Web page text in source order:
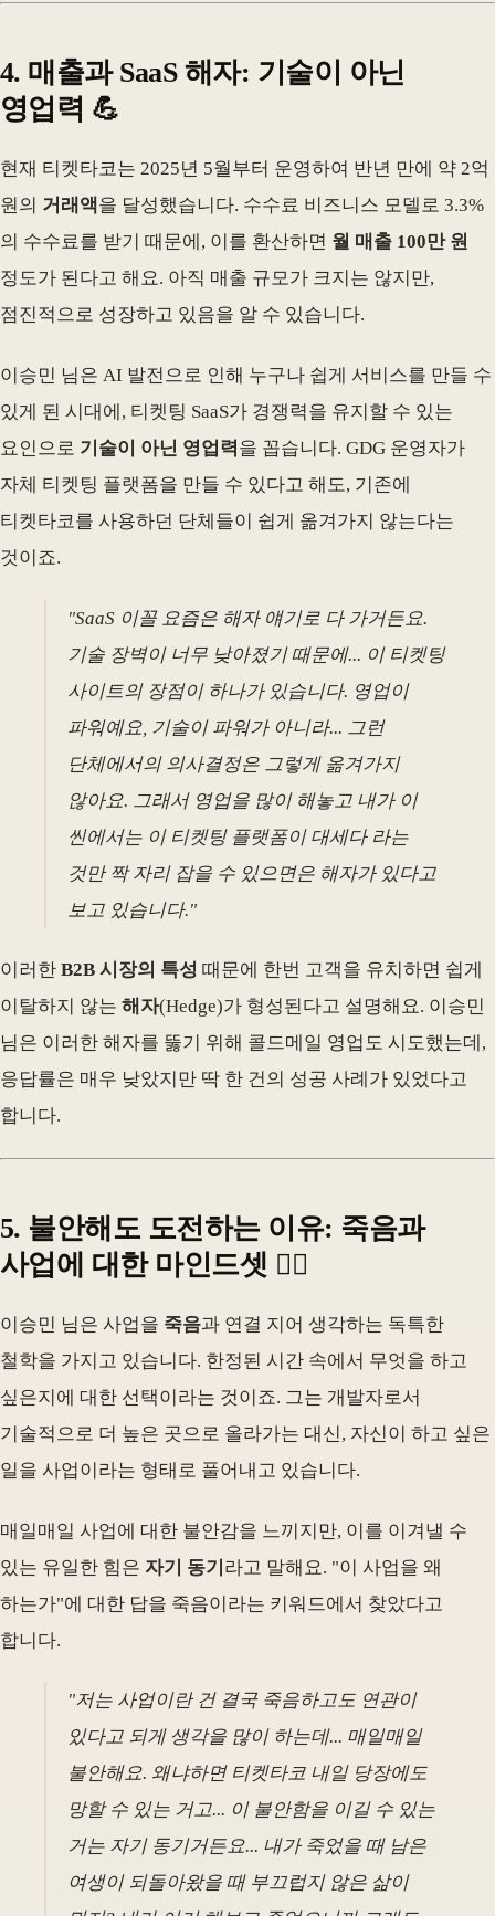
4. 매출과 SaaS 해자: 기술이 아닌
영업력 💪
현재 티켓타코는 2025년 5월부터 운영하여 반년 만에 약 2억
원의 거래액을 달성했습니다. 수수료 비즈니스 모델로 3.3%
의 수수료를 받기 때문에, 이를 환산하면 월 매출 100만 원
정도가 된다고 해요. 아직 매출 규모가 크지는 않지만,
점진적으로 성장하고 있음을 알 수 있습니다.
이승민 님은 AI 발전으로 인해 누구나 쉽게 서비스를 만들 수
있게 된 시대에, 티켓팅 SaaS가 경쟁력을 유지할 수 있는
요인으로 기술이 아닌 영업력을 꼽습니다. GDG 운영자가
자체 티켓팅 플랫폼을 만들 수 있다고 해도, 기존에
티켓타코를 사용하던 단체들이 쉽게 옮겨가지 않는다는
것이죠.
"SaaS 이꼴 요즘은 해자 얘기로 다 가거든요.
기술 장벽이 너무 낮아졌기 때문에... 이 티켓팅
사이트의 장점이 하나가 있습니다. 영업이
파워예요, 기술이 파워가 아니라... 그런
단체에서의 의사결정은 그렇게 옮겨가지
않아요. 그래서 영업을 많이 해놓고 내가 이
씬에서는 이 티켓팅 플랫폼이 대세다 라는
것만 짝 자리 잡을 수 있으면은 해자가 있다고
보고 있습니다."
이러한 B2B 시장의 특성 때문에 한번 고객을 유치하면 쉽게
이탈하지 않는 해자(Hedge)가 형성된다고 설명해요. 이승민
님은 이러한 해자를 뚫기 위해 콜드메일 영업도 시도했는데,
응답률은 매우 낮았지만 딱 한 건의 성공 사례가 있었다고
합니다.
5. 불안해도 도전하는 이유: 죽음과
사업에 대한 마인드셋 🧘‍♂️
이승민 님은 사업을 죽음과 연결 지어 생각하는 독특한
철학을 가지고 있습니다. 한정된 시간 속에서 무엇을 하고
싶은지에 대한 선택이라는 것이죠. 그는 개발자로서
기술적으로 더 높은 곳으로 올라가는 대신, 자신이 하고 싶은
일을 사업이라는 형태로 풀어내고 있습니다.
매일매일 사업에 대한 불안감을 느끼지만, 이를 이겨낼 수
있는 유일한 힘은 자기 동기 라고 말해요. "이 사업을 왜
하는가"에 대한 답을 죽음이라는 키워드에서 찾았다고
합니다.
"저는 사업이란 건 결국 죽음하고도 연관이
있다고 되게 생각을 많이 하는데... 매일매일
불안해요. 왜냐하면 티켓타코 내일 당장에도
망할 수 있는 거고... 이 불안함을 이길 수 있는
거는 자기 동기거든요... 내가 죽었을 때 남은
여생이 되돌아왔을 때 부끄럽지 않은 삶이